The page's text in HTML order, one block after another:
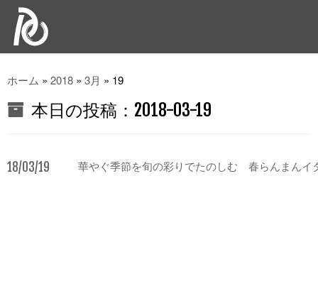
ホーム » 2018 » 3月 » 19
本日の投稿： 2018-03-19
18/03/19 華やぐ季節を旬の彩りでたのしむ 春らんまんイ